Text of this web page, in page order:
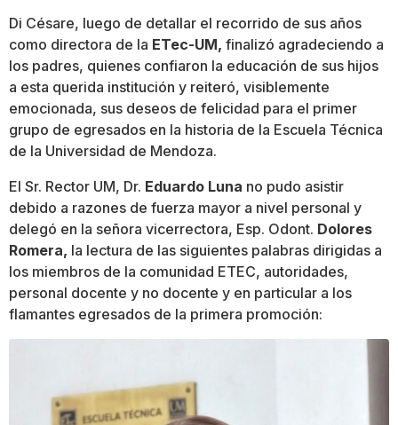
Di Césare, luego de detallar el recorrido de sus años
como directora de la ETec-UM, finalizó agradeciendo a
los padres, quienes confiaron la educación de sus hijos
a esta querida institución y reiteró, visiblemente
emocionada, sus deseos de felicidad para el primer
grupo de egresados en la historia de la Escuela Técnica
de la Universidad de Mendoza.
El Sr. Rector UM, Dr. Eduardo Luna no pudo asistir
debido a razones de fuerza mayor a nivel personal y
delegó en la señora vicerrectora, Esp. Odont. Dolores
Romera, la lectura de las siguientes palabras dirigidas a
los miembros de la comunidad ETEC, autoridades,
personal docente y no docente y en particular a los
flamantes egresados de la primera promoción: